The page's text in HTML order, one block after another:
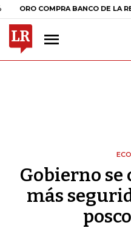
COMPRA BANCO DE LA
Gobierno se
más